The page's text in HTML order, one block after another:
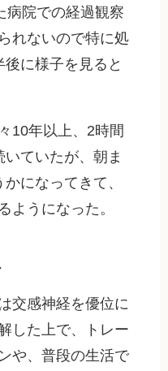
病院での経過観察
れないので特に処
に様子を見ると
10年以上、2時間
ていたが、朝ま
になってきて、
ようになった。
交感神経を優位に
した上で、トレー
や、普段の生活で